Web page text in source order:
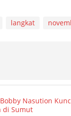
langkat
Bobby Nasution
di Sumut